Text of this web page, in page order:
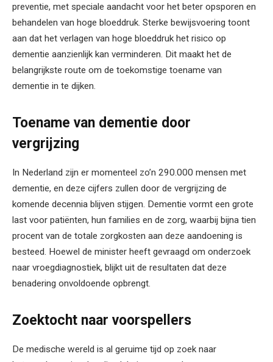
preventie, met speciale aandacht voor het beter opsporen en
behandelen van hoge bloeddruk. Sterke bewijsvoering toont
aan dat het verlagen van hoge bloeddruk het risico op
dementie aanzienlijk kan verminderen. Dit maakt het de
belangrijkste route om de toekomstige toename van
dementie in te dijken.
Toename van dementie door
vergrijzing
In Nederland zijn er momenteel zo’n 290.000 mensen met
dementie, en deze cijfers zullen door de vergrijzing de
komende decennia blijven stijgen. Dementie vormt een grote
last voor patiënten, hun families en de zorg, waarbij bijna tien
procent van de totale zorgkosten aan deze aandoening is
besteed. Hoewel de minister heeft gevraagd om onderzoek
naar vroegdiagnostiek, blijkt uit de resultaten dat deze
benadering onvoldoende opbrengt.
Zoektocht naar voorspellers
De medische wereld is al geruime tijd op zoek naar